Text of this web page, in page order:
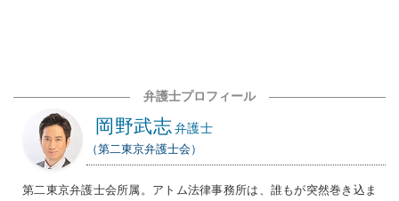
弁護士プロフィール
岡野武志弁護士
（第二東京弁護士会）
第二東京弁護士会所属。アトム法律事務所は、誰もが突然巻き込ま